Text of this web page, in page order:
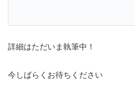
詳細はただいま執筆中！
今しばらくお待ちください